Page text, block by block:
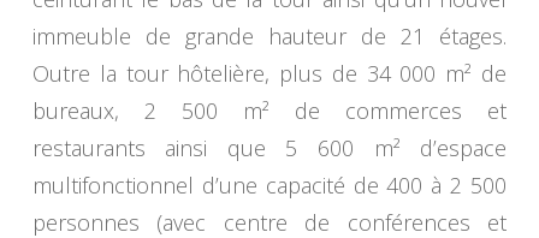
immeuble de grande hauteur de 21 étages.
Outre la tour hôtelière, plus de 34 000 m² de
bureaux, 2 500 m² de commerces et
restaurants ainsi que 5 600 m² d’espace
multifonctionnel d’une capacité de 400 à 2 500
personnes (avec centre de conférences et